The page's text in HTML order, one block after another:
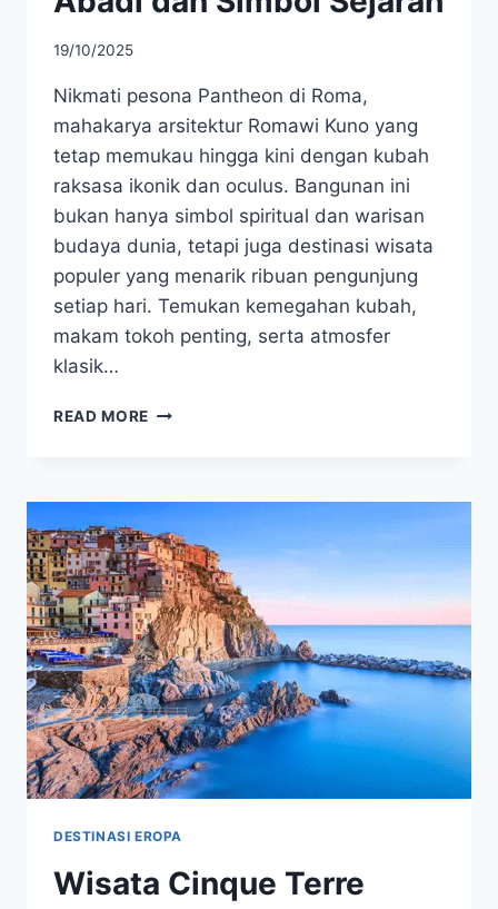
19/10/2025
Nikmati pesona Pantheon di Roma,
mahakarya arsitektur Romawi Kuno yang
tetap memukau hingga kini dengan kubah
raksasa ikonik dan oculus. Bangunan ini
bukan hanya simbol spiritual dan warisan
budaya dunia, tetapi juga destinasi wisata
populer yang menarik ribuan pengunjung
setiap hari. Temukan kemegahan kubah,
makam tokoh penting, serta atmosfer
klasik…
READ MORE PANTHEON
ABADI
DAN
SIMBOL
SEJARAH
DESTINASI EROPA
Wisata Cinque Terre